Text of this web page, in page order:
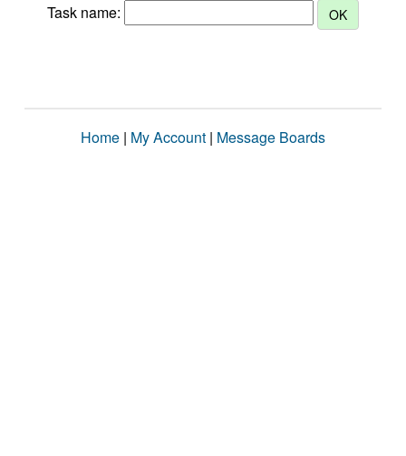
Task name:
Home | My Account | Message Boards